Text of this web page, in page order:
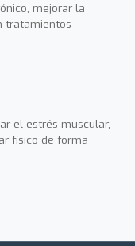
mejorar la
tratamientos
el estrés muscular,
físico de forma